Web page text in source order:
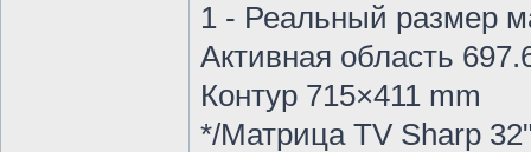
1 - Реальный размер
Активная область
Контур 715×411 mm
*/Матрица TV Sharp